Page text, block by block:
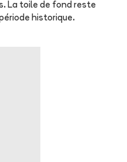
La toile de fond reste
historique.